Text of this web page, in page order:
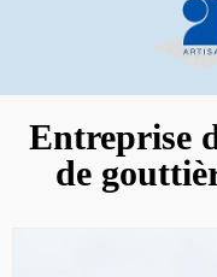
Entreprise
de